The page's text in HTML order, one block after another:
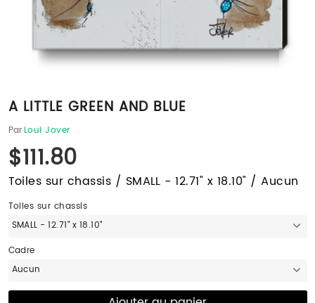
A LITTLE GREEN AND BLUE
ParLoui Jover
$111.80
Toiles sur chassis / SMALL - 12.71" x 18.10" / Aucun
Toiles sur chassis
SMALL - 12.71" x 18.10"
Cadre
Aucun